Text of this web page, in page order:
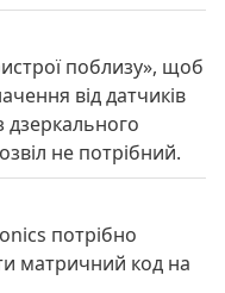
поблизу», щоб
від датчиків
дзеркального
не потрібний.
потрібно
матричний код на